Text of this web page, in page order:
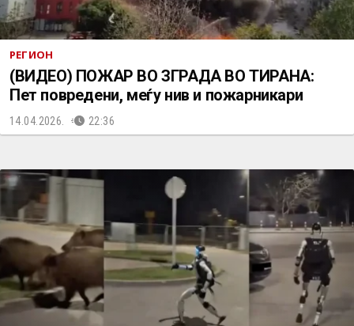
РЕГИОН
(ВИДЕО) ПОЖАР ВО ЗГРАДА ВО ТИРАНА:
Пет повредени, меѓу нив и пожарникари
14.04.2026. 22:36